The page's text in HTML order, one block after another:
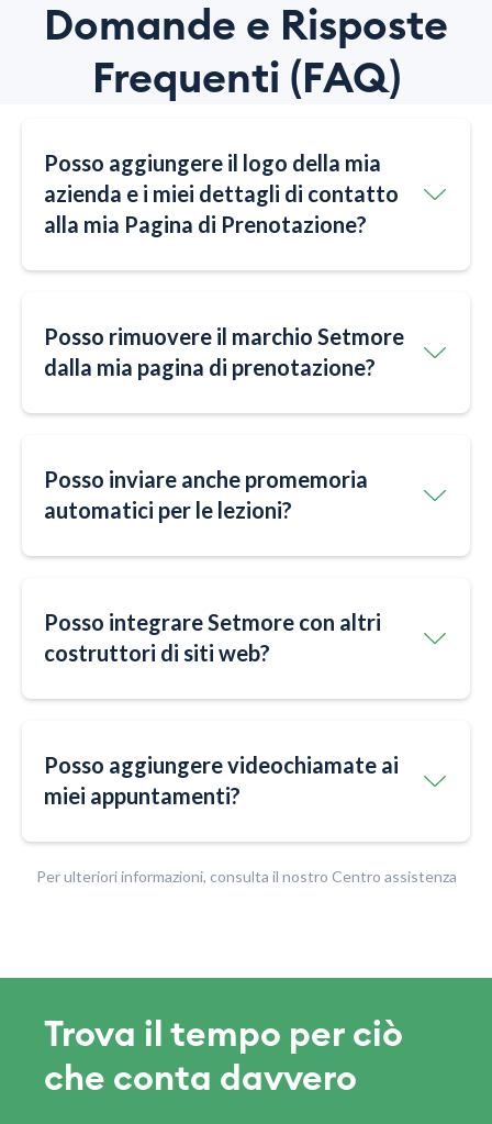
Domande e Risposte
Frequenti (FAQ)
Posso aggiungere il logo della mia
azienda e i miei dettagli di contatto
alla mia Pagina di Prenotazione?
Posso rimuovere il marchio Setmore
dalla mia pagina di prenotazione?
Posso inviare anche promemoria
automatici per le lezioni?
Posso integrare Setmore con altri
costruttori di siti web?
Posso aggiungere videochiamate ai
miei appuntamenti?
Per ulteriori informazioni, consulta il nostro Centro assistenza
Trova il tempo per ciò
che conta davvero